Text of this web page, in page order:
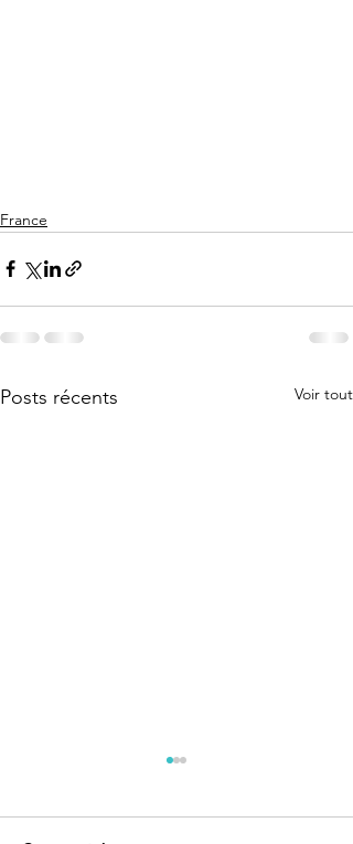
France
Posts récents Voir tout